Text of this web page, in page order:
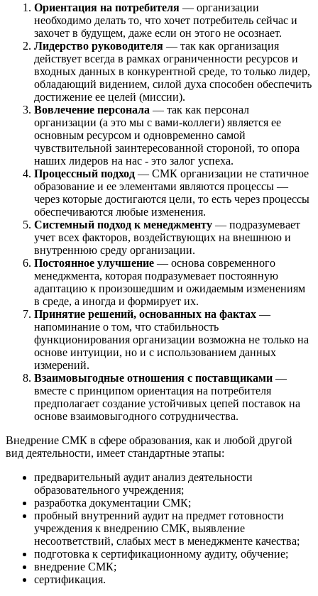
Ориентация на потребителя — организации
необходимо делать то, что хочет потребитель сейчас и
захочет в будущем, даже если он этого не осознает.
Лидерство руководителя — так как организация
действует всегда в рамках ограниченности ресурсов и
входных данных в конкурентной среде, то только лидер,
обладающий видением, силой духа способен обеспечить
достижение ее целей (миссии).
Вовлечение персонала — так как персонал
организации (а это мы с вами-коллеги) является ее
основным ресурсом и одновременно самой
чувствительной заинтересованной стороной, то опора
наших лидеров на нас - это залог успеха.
Процессный подход — СМК организации не статичное
образование и ее элементами являются процессы —
через которые достигаются цели, то есть через процессы
обеспечиваются любые изменения.
Системный подход к менеджменту — подразумевает
учет всех факторов, воздействующих на внешнюю и
внутреннюю среду организации.
Постоянное улучшение — основа современного
менеджмента, которая подразумевает постоянную
адаптацию к произошедшим и ожидаемым изменениям
в среде, а иногда и формирует их.
Принятие решений, основанных на фактах —
напоминание о том, что стабильность
функционирования организации возможна не только на
основе интуиции, но и с использованием данных
измерений.
Взаимовыгодные отношения с поставщиками —
вместе с принципом ориентация на потребителя
предполагает создание устойчивых цепей поставок на
основе взаимовыгодного сотрудничества.
Внедрение СМК в сфере образования, как и любой другой
вид деятельности, имеет стандартные этапы:
предварительный аудит анализ деятельности
образовательного учреждения;
разработка документации СМК;
пробный внутренний аудит на предмет готовности
учреждения к внедрению СМК, выявление
несоответствий, слабых мест в менеджменте качества;
подготовка к сертификационному аудиту, обучение;
внедрение СМК;
сертификация.